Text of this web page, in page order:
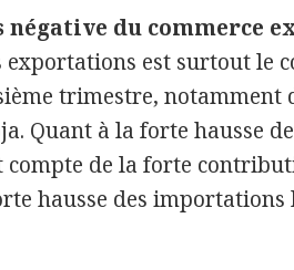
du commerce
exportations est surtout le
trimestre, notamment
Quant à la forte hausse
de la forte
hausse des